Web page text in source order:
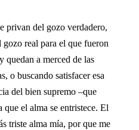
privan del gozo verdadero,
real para el que fueron
quedan a merced de las
o buscando satisfacer esa
del bien supremo –que
el alma se entristece. El
triste alma mía, por que me